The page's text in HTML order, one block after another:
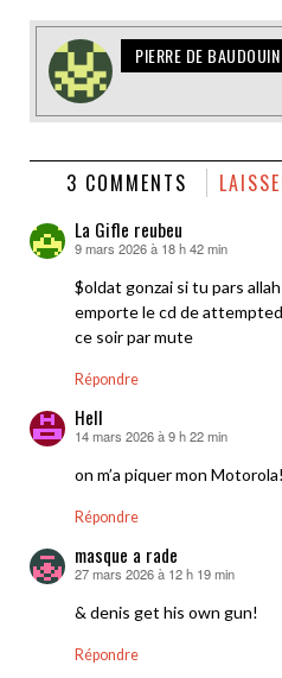
PIERRE DE BAUDOUIN
3 COMMENTS
La Gifle reubeu
dit :
9 mars 2026 à 18 h 42 min
$oldat gonzai si tu pars
emporte le cd de
ce soir par mute
Répondre
Hell
dit :
14 mars 2026 à 9 h 22 min
on m’a piquer mon Motorola!
Répondre
masque a rade
dit :
27 mars 2026 à 12 h 19 min
& denis get his own gun!
Répondre